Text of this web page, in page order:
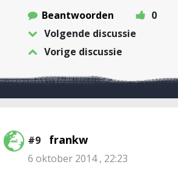
Beantwoorden
0
Volgende discussie
Vorige discussie
#9 frankw
6 oktober 2014 , 22:23